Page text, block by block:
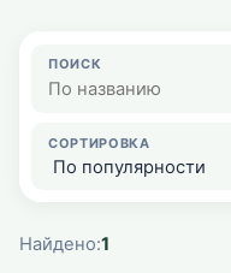
ПОИСК
СОРТИРОВКА
Найдено:1